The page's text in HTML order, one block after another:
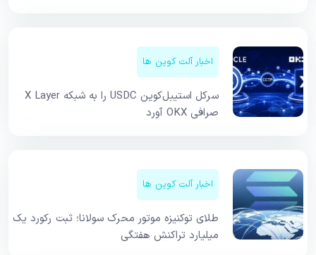
اخبار آلت کوین ها
سرکل استیبل‌کوین USDC را به شبکه X Layer
صرافی OKX آورد
اخبار آلت کوین ها
طلای توکنیزه موتور محرک سولانا؛ ثبت رکورد یک
میلیارد تراکنش هفتگی